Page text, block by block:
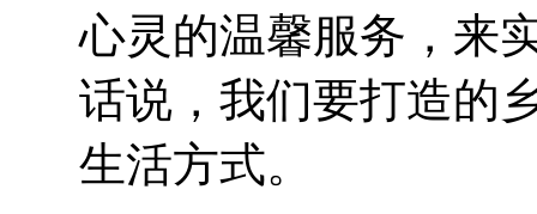
心灵的温馨服务，来
话说，我们要打造的
生活方式。